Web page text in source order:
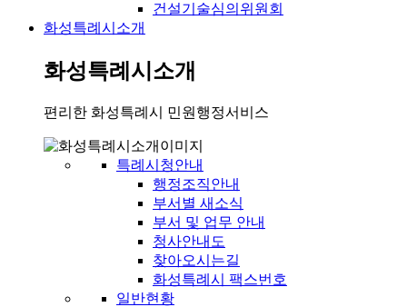
건설기술심의위원회
화성특례시소개
화성특례시소개
편리한 화성특례시 민원행정서비스
특례시청안내
행정조직안내
부서별 새소식
부서 및 업무 안내
청사안내도
찾아오시는길
화성특례시 팩스번호
일반현황